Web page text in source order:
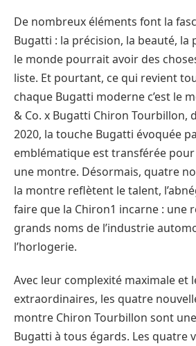
De nombreux éléments font la
Bugatti : la précision, la beauté,
le monde pourrait avoir des
liste. Et pourtant, ce qui revient
chaque Bugatti moderne c’est le
& Co. x Bugatti Chiron Tourbillon,
2020, la touche Bugatti évoquée
emblématique est transférée
une montre. Désormais, quatre
la montre reflètent le talent,
faire que la Chiron1 incarne : une
grands noms de l’industrie
l’horlogerie.
Avec leur complexité maximale et
extraordinaires, les quatre
montre Chiron Tourbillon sont
Bugatti à tous égards. Les quatre